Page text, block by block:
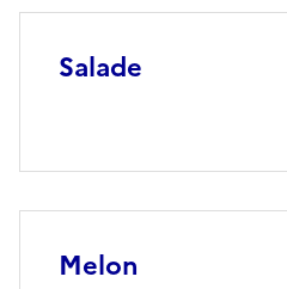
Salade
Melon